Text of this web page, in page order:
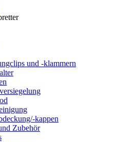
und -klammern
kappen
Zubehör